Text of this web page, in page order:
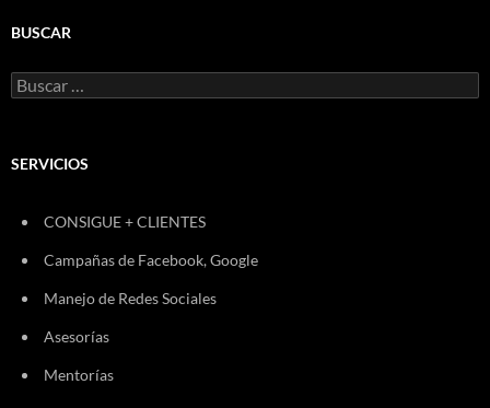
BUSCAR
Buscar:
SERVICIOS
CONSIGUE + CLIENTES
Campañas de Facebook, Google
Manejo de Redes Sociales
Asesorías
Mentorías